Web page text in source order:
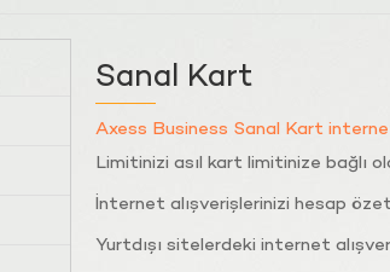
Sanal Kart
Axess Business Sanal Kart
Limitinizi asıl kart limitinize bağlı
İnternet alışverişlerinizi hesap
Yurtdışı sitelerdeki internet